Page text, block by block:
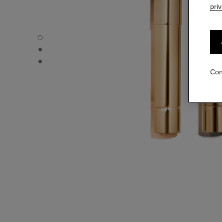
ROUGE ALLURE L'EXTRAIT – RECARGA - Vista por
ROUGE ALLURE L'EXTRAIT – RECARGA - Vista
ROUGE ALLURE L'EXTRAIT – RECARGA - Vista de la